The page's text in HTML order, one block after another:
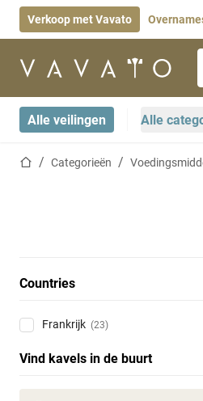
Verkoop met Vavato
Startpagina
Alle veilingen Alle
StartpaginaCategorieën
Countries
Frankrijk (23)
Vind kavels in de buurt